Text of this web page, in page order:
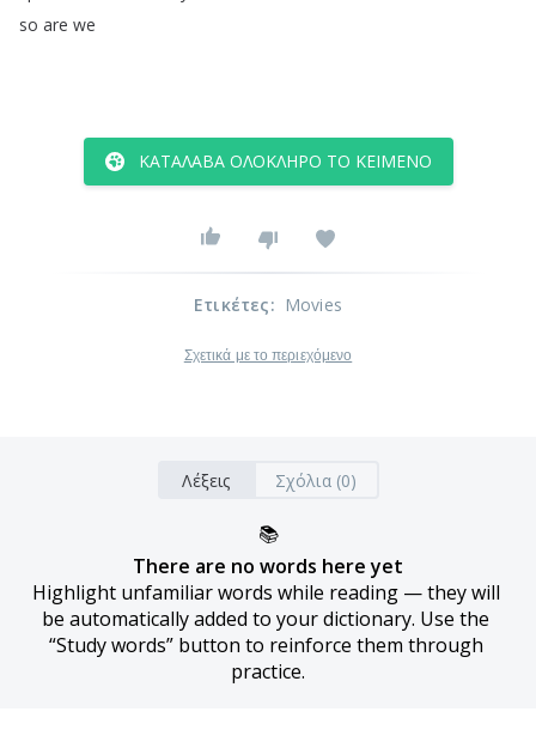
so are we
ΚΑΤΆΛΑΒΑ ΟΛΌΚΛΗΡΟ ΤΟ ΚΕΊΜΕΝΟ
Ετικέτες: Movies
Σχετικά με το περιεχόμενο
Λέξεις Σχόλια (0)
📚
There are no words here yet
Highlight unfamiliar words while reading — they will
be automatically added to your dictionary. Use the
“Study words” button to reinforce them through
practice.